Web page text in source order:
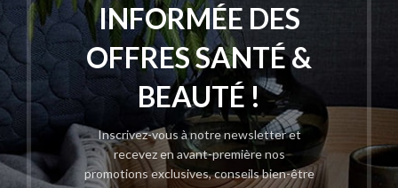
INFORMÉE DES
OFFRES SANTÉ &
BEAUTÉ !
Inscrivez-vous à notre newsletter et
recevez en avant-première nos
promotions exclusives, conseils bien-être